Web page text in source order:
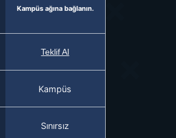
Kampüs ağına bağlanın.
Teklif Al
Kampüs
Sınırsız